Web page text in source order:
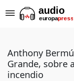
Anthony
Grande, sobre
incendio